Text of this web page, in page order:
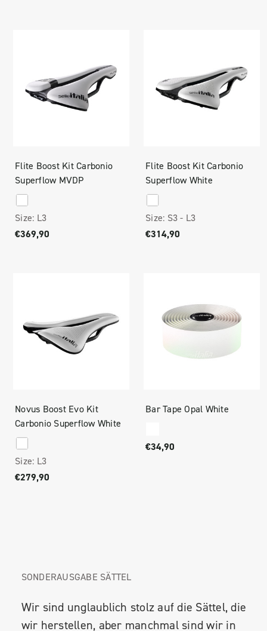
Flite Boost Kit Carbonio
Superflow MVDP
Size: L3
€369,90
Flite Boost Kit Carbonio
Superflow White
Size: S3 - L3
€314,90
Novus Boost Evo Kit
Carbonio Superflow White
Size: L3
€279,90
Bar Tape Opal White
€34,90
SONDERAUSGABE SÄTTEL
Wir sind unglaublich stolz auf die Sättel, die
wir herstellen, aber manchmal sind wir in